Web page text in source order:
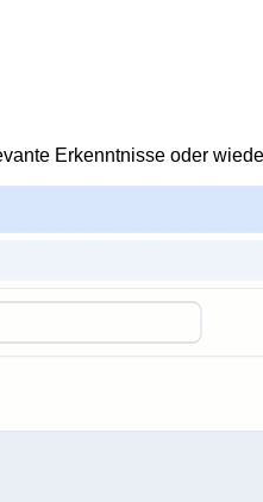
Erkenntnisse oder